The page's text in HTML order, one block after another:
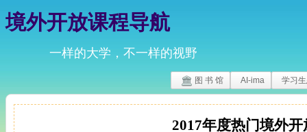
境外开放课程导航
一样的大学，不一样的视野
图 书 馆 AI-ima 学习
2017年度热门境外